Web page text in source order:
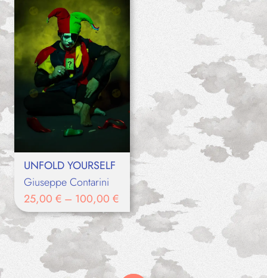
UNFOLD YOURSELF
Giuseppe Contarini
25,00 € – 100,00 €